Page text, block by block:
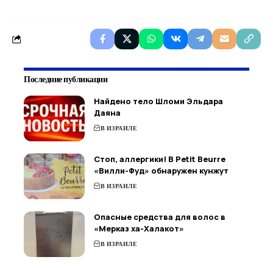
Последние публикации
Найдено тело Шломи Эльдара
Даяна
В ИЗРАИЛЕ
Стоп, аллергики! В Petit Beurre
«Вилли-Фуд» обнаружен кунжут
В ИЗРАИЛЕ
Опасные средства для волос в
«Мерказ ха-Халакот»
В ИЗРАИЛЕ